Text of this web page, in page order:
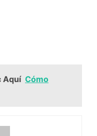
Aquí Cómo